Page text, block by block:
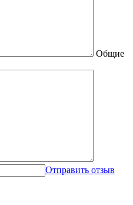
Общие
Отправить отзыв